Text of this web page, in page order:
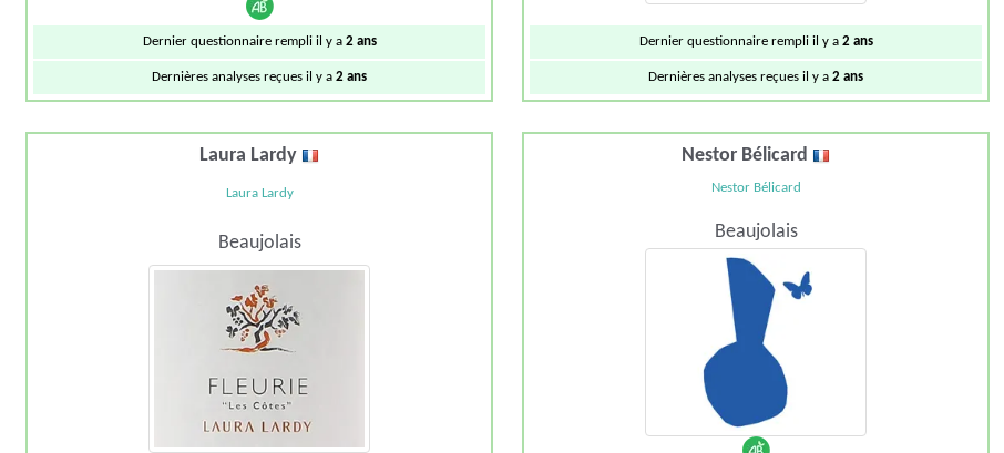
Dernier questionnaire rempli il y a 2 ans
Dernières analyses reçues il y a 2 ans
Dernier questionnaire rempli il y a 2 ans
Dernières analyses reçues il y a 2 ans
Laura Lardy
Laura Lardy
Beaujolais
Nestor Bélicard
Nestor Bélicard
Beaujolais